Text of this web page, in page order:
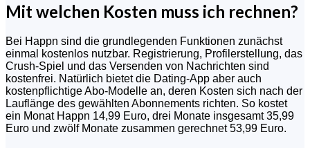
Mit welchen Kosten muss ich rechnen?
Bei Happn sind die grundlegenden Funktionen zunächst
einmal kostenlos nutzbar. Registrierung, Profilerstellung, das
Crush-Spiel und das Versenden von Nachrichten sind
kostenfrei. Natürlich bietet die Dating-App aber auch
kostenpflichtige Abo-Modelle an, deren Kosten sich nach der
Lauflänge des gewählten Abonnements richten. So kostet
ein Monat Happn 14,99 Euro, drei Monate insgesamt 35,99
Euro und zwölf Monate zusammen gerechnet 53,99 Euro.